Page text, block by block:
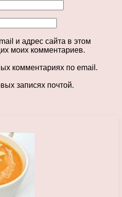
и адрес сайта в этом
моих комментариев.
комментариях по email.
записях почтой.